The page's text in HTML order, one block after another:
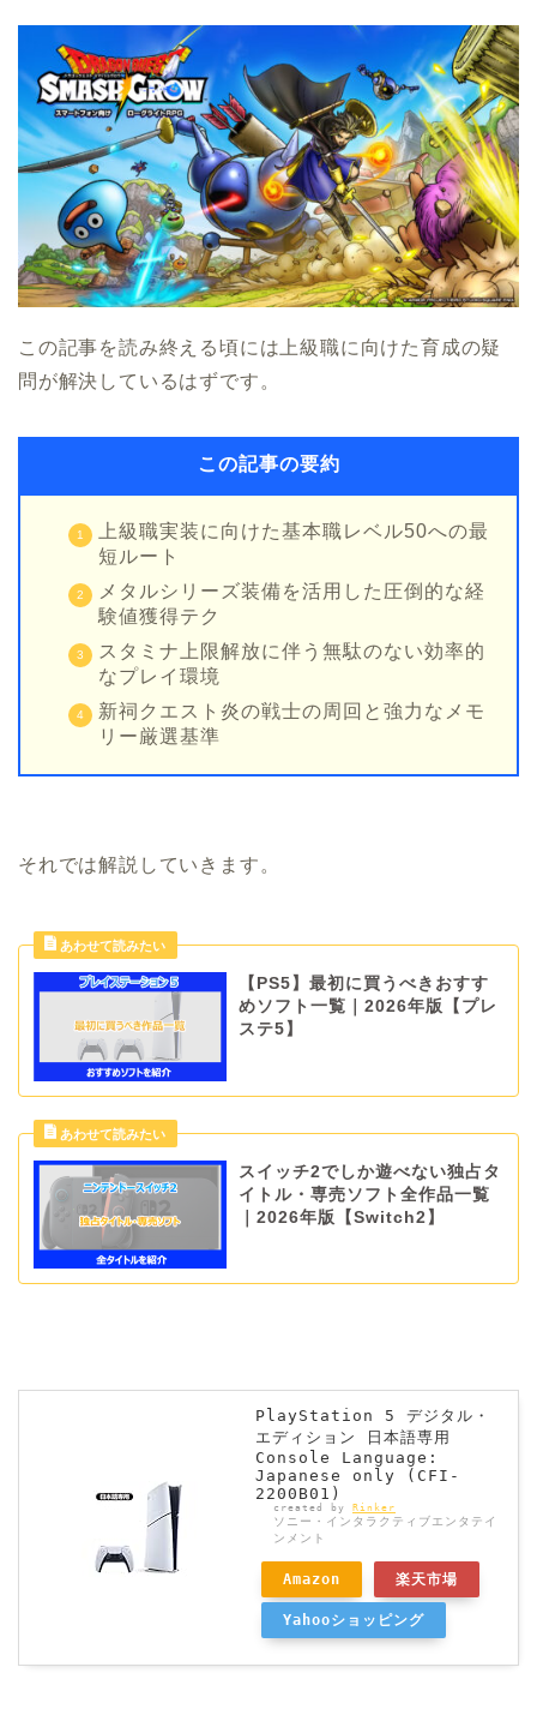
この記事を読み終える頃には上級職に向けた育成の疑
問が解決しているはずです。
この記事の要約
上級職実装に向けた基本職レベル50への最
短ルート
メタルシリーズ装備を活用した圧倒的な経
験値獲得テク
スタミナ上限解放に伴う無駄のない効率的
なプレイ環境
新祠クエスト炎の戦士の周回と強力なメモ
リー厳選基準
それでは解説していきます。
【PS5】最初に買うべきおすす
めソフト一覧｜2026年版【プレ
ステ5】
スイッチ2でしか遊べない独占タ
イトル・専売ソフト全作品一覧
｜2026年版【Switch2】
PlayStation 5 デジタル・
エディション 日本語専用
Console Language:
Japanese only (CFI-
2200B01)
created by Rinker
ソニー・インタラクティブエンタテイ
ンメント
Amazon 楽天市場
Yahooショッピング